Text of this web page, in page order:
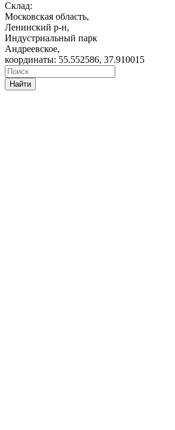
Склад:
Московская область,
Ленинский р-н,
Индустриальный парк
Андреевское,
координаты: 55.552586, 37.910015
Найти